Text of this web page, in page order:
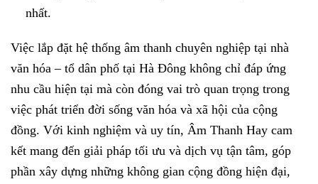
nhất.
Việc lắp đặt hệ thống âm thanh chuyên nghiệp tại nhà
văn hóa – tổ dân phố tại Hà Đông không chỉ đáp ứng
nhu cầu hiện tại mà còn đóng vai trò quan trọng trong
việc phát triển đời sống văn hóa và xã hội của cộng
đồng. Với kinh nghiệm và uy tín, Âm Thanh Hay cam
kết mang đến giải pháp tối ưu và dịch vụ tận tâm, góp
phần xây dựng những không gian cộng đồng hiện đại,